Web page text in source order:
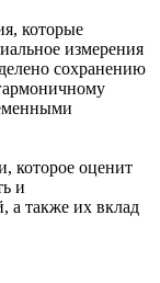
которые
измерения
сохранению
которое оценит
и
а также их вклад